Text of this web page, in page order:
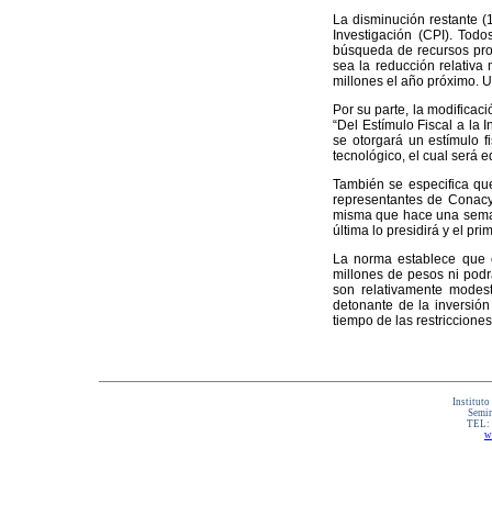
La disminución restante
Investigación (CPI).
búsqueda de recursos
sea la reducción relativa
millones el año próximo.
Por su parte, la
“Del Estímulo Fiscal a la
se otorgará un estímulo
tecnológico, el cual será
También se especifica
representantes de
misma que hace una
última lo presidirá y el
La norma establece
millones de pesos ni
son relativamente
detonante de la
tiempo de las
Instituto
TEL: